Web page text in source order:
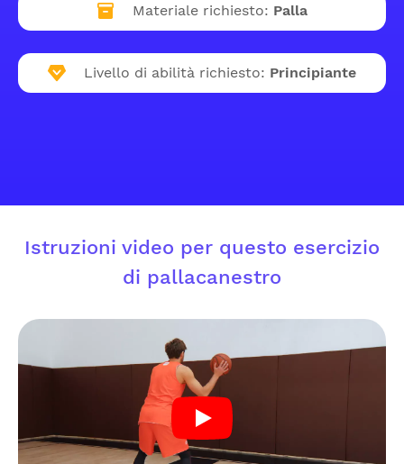
Materiale richiesto: Palla
Livello di abilità richiesto: Principiante
Istruzioni video per questo esercizio
di pallacanestro